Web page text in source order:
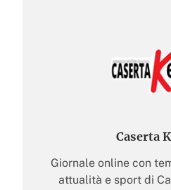
Caserta
Giornale online con
attualità e sport di